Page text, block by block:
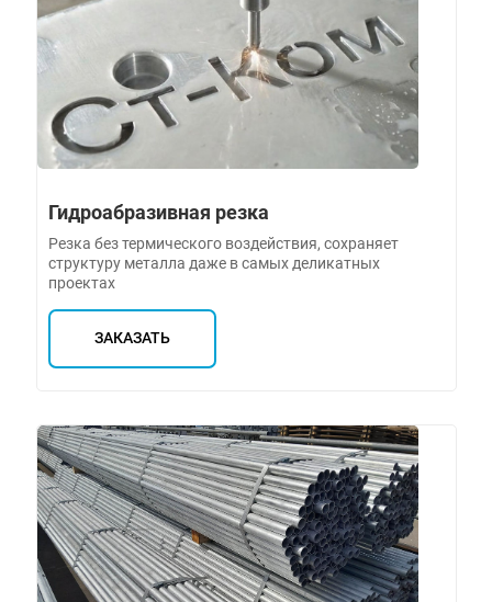
Гидроабразивная резка
Резка без термического воздействия, сохраняет
структуру металла даже в самых деликатных
проектах
ЗАКАЗАТЬ